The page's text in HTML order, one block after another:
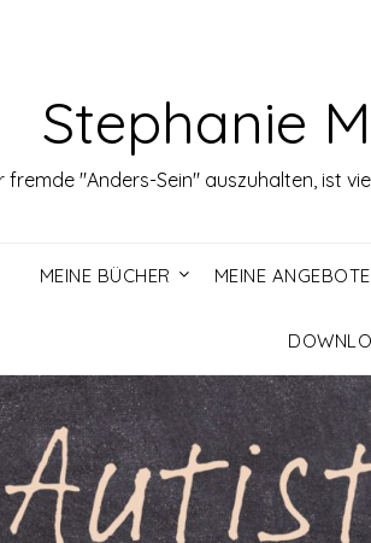
Stephanie
fremde "Anders-Sein" auszuhalten, ist
MEINE BÜCHER MEINE ANGEBOTE